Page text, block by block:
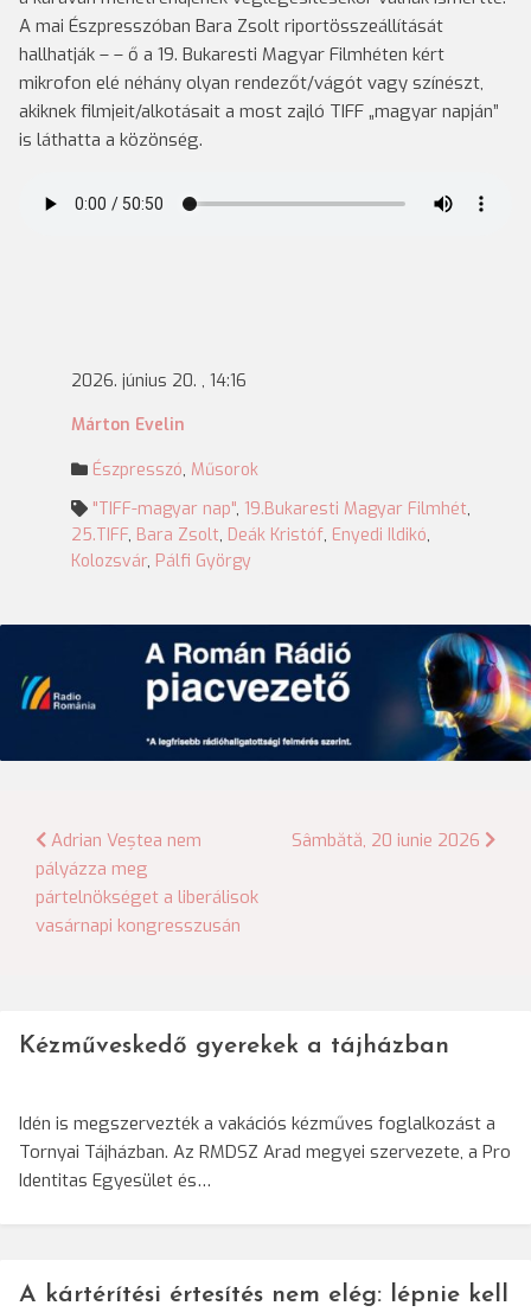
A mai Észpresszóban Bara Zsolt riportösszeállítását
hallhatják – – ő a 19. Bukaresti Magyar Filmhéten kért
mikrofon elé néhány olyan rendezőt/vágót vagy színészt,
akiknek filmjeit/alkotásait a most zajló TIFF „magyar napján”
is láthatta a közönség.
2026. június 20. , 14:16
Márton Evelin
Észpresszó, Műsorok
"TIFF-magyar nap", 19.Bukaresti Magyar Filmhét,
25.TIFF, Bara Zsolt, Deák Kristóf, Enyedi Ildikó,
Kolozsvár, Pálfi György
Bejegyzés
navigáció
Adrian Veștea nem
pályázza meg
pártelnökséget a liberálisok
vasárnapi kongresszusán
Sâmbătă, 20 iunie 2026
Kézműveskedő gyerekek a tájházban
Idén is megszervezték a vakációs kézműves foglalkozást a
Tornyai Tájházban. Az RMDSZ Arad megyei szervezete, a Pro
Identitas Egyesület és…
A kártérítési értesítés nem elég: lépnie kell